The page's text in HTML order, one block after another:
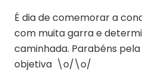
É dia de comemorar a
com muita garra e
caminhada. Parabéns
objetiva \o/\o/